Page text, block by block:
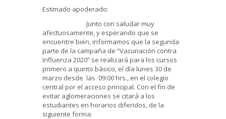
Estimado apoderado:
Junto con saludar muy
afectuosamente, y esperando que se
encuentre bien, informamos que la segunda
parte de la campaña de “Vacunación contra
Influenza 2020” se realizará para los cursos
primero a quinto básico, el día lunes 30 de
marzo desde las 09:00 hrs., en el colegio
central por el acceso principal. Con el fin de
evitar aglomeraciones se citará a los
estudiantes en horarios diferidos, de la
siguiente forma: